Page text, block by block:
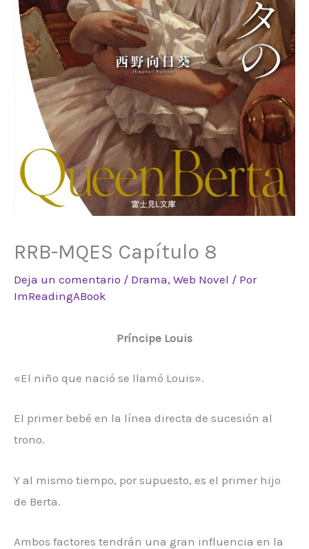
RRB-MQES Capítulo 8
Deja un comentario / Drama, Web Novel / Por
ImReadingABook
Príncipe Louis
«El niño que nació se llamó Louis».
El primer bebé en la línea directa de sucesión al
trono.
Y al mismo tiempo, por supuesto, es el primer hijo
de Berta.
Ambos factores tendrán una gran influencia en la